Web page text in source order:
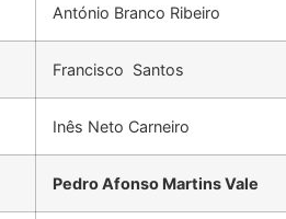
António Branco Ribeiro
Francisco Santos
Inês Neto Carneiro
Pedro Afonso Martins Vale